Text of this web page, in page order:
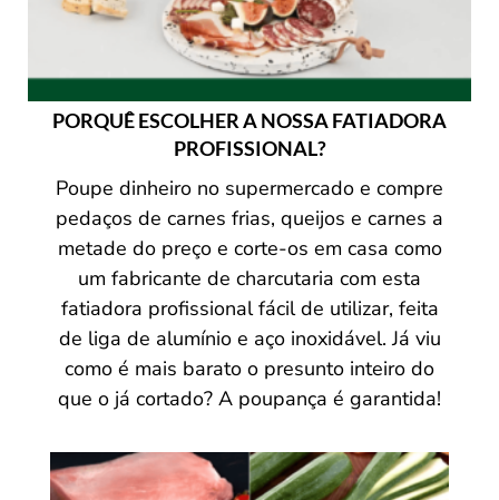
PORQUÊ ESCOLHER A NOSSA FATIADORA
PROFISSIONAL?
Poupe dinheiro no supermercado e compre
pedaços de carnes frias, queijos e carnes a
metade do preço e corte-os em casa como
um fabricante de charcutaria com esta
fatiadora profissional fácil de utilizar, feita
de liga de alumínio e aço inoxidável. Já viu
como é mais barato o presunto inteiro do
que o já cortado? A poupança é garantida!